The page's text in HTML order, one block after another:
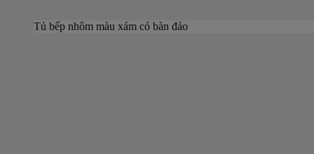
Tủ bếp nhôm màu xám có bàn đảo